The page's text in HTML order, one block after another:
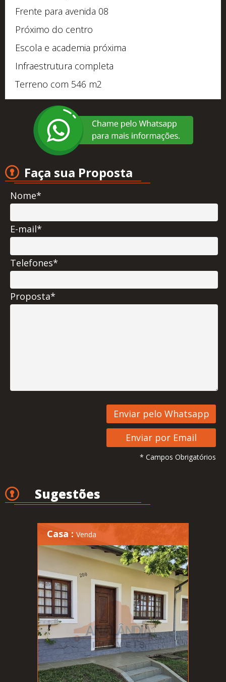
Frente para avenida 08
Próximo do centro
Escola e academia próxima
Infraestrutura completa
Terreno com 546 m2
Faça sua Proposta
Nome*
E-mail*
Telefones*
Proposta*
* Campos Obrigatórios
Sugestões
Casa : Venda